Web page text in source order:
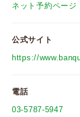
ネット予約ページ
公式サイト
https://
電話
03-5787-5947